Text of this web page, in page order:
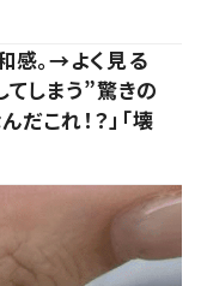
感。→よく見る
しまう”驚きの
これ！？」「壊